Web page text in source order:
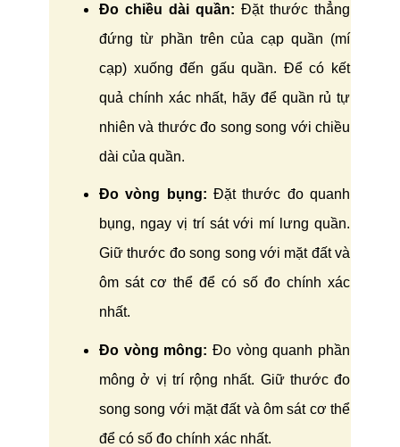
Đo chiều dài quần: Đặt thước thẳng
đứng từ phần trên của cạp quần (mí
cạp) xuống đến gấu quần. Để có kết
quả chính xác nhất, hãy để quần rủ tự
nhiên và thước đo song song với chiều
dài của quần.
Đo vòng bụng: Đặt thước đo quanh
bụng, ngay vị trí sát với mí lưng quần.
Giữ thước đo song song với mặt đất và
ôm sát cơ thể để có số đo chính xác
nhất.
Đo vòng mông: Đo vòng quanh phần
mông ở vị trí rộng nhất. Giữ thước đo
song song với mặt đất và ôm sát cơ thể
để có số đo chính xác nhất.